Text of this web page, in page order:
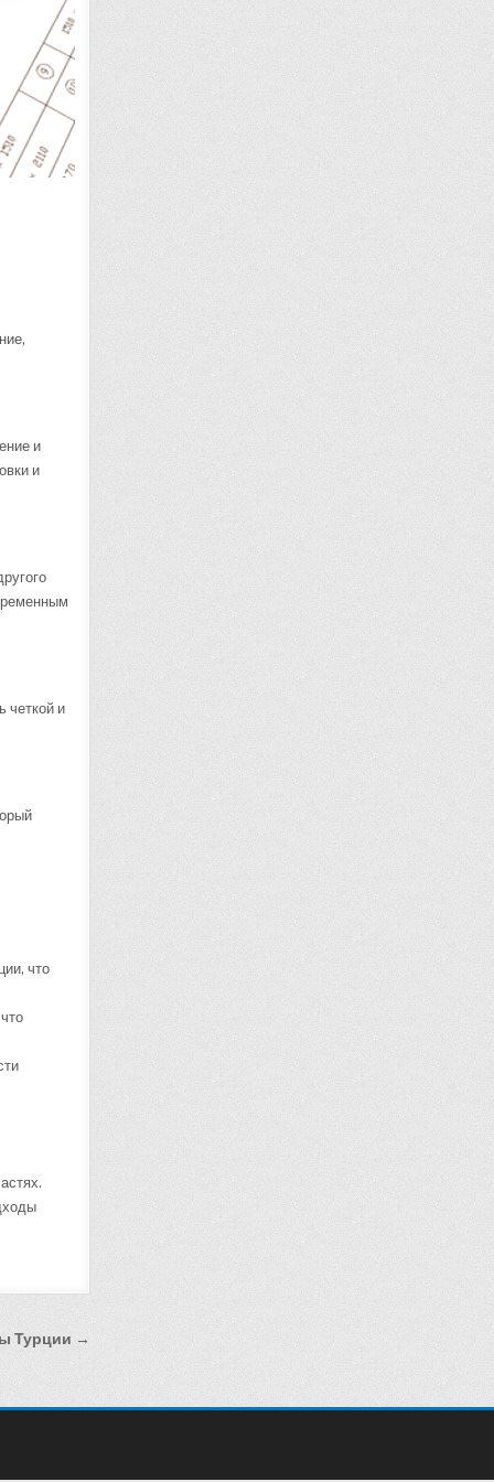
и
и
четкой и
что
Турции →